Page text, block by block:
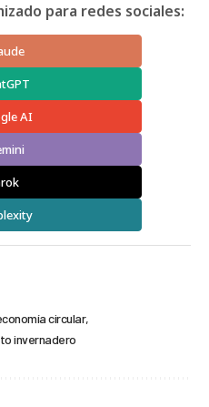
para redes sociales:
AI
circular
invernadero